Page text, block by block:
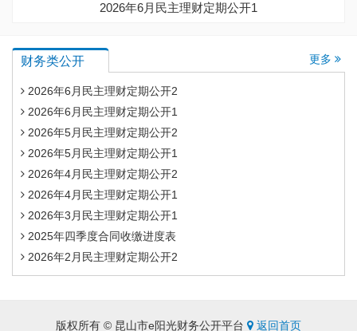
2026年6月民主理财定期公开1
财务类公开 更多
2026年6月民主理财定期公开2
2026年6月民主理财定期公开1
2026年5月民主理财定期公开2
2026年5月民主理财定期公开1
2026年4月民主理财定期公开2
2026年4月民主理财定期公开1
2026年3月民主理财定期公开1
2025年四季度合同收缴进度表
2026年2月民主理财定期公开2
版权所有 © 昆山市e阳光财务公开平台 返回首页